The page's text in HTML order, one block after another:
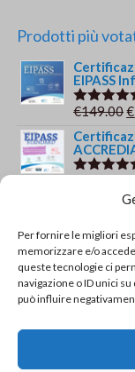
Per fornire le migliori
memorizzare e/o
queste tecnologie ci
navigazione o ID unici
può influire
Prodotti più
EIPASS
Valutato
€149.00Il
€
su
€209.00Il
€
Valutato
5.00su
€149.00Il
€
Corso
Corso e